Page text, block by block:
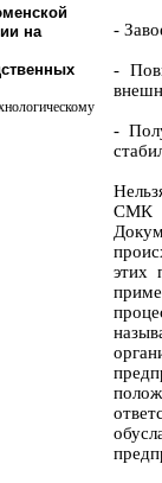
на
-
-
-
СМК
этих